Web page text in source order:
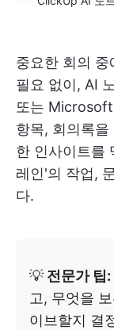
중요한 회의
필요 없이, AI
또는 Microsoft
항목, 회의록을
한 인사이트를
레인'의 작업,
다.
💡 전문가 팁:
고, 무엇을
이브할지 결